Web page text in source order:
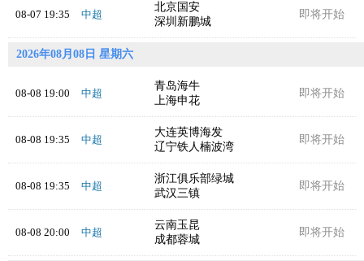
08-07 19:35 中超
北京国安
深圳新鹏城
即将开始
2026年08月08日 星期六
08-08 19:00 中超
青岛海牛
上海申花
即将开始
08-08 19:35 中超
大连英博海发
辽宁铁人楠波湾
即将开始
08-08 19:35 中超
浙江俱乐部绿城
武汉三镇
即将开始
08-08 20:00 中超
云南玉昆
成都蓉城
即将开始